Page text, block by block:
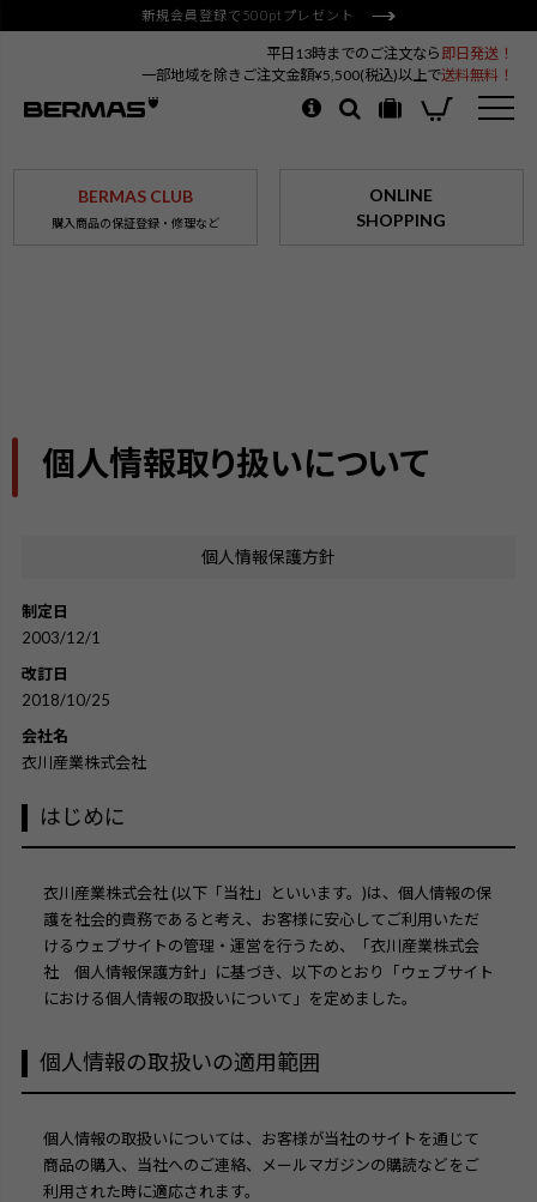
新規会員登録で500ptプレゼント
平日13時までのご注文なら 即日発送！
一部地域を除きご注文金額¥5,500(税込)以上で送料無料！
BERMAS CLUB
購入商品の保証登録・修理など
ONLINE
SHOPPING
個人情報取り扱いについて
個人情報保護方針
制定日
2003/12/1
改訂日
2018/10/25
会社名
衣川産業株式会社
はじめに
衣川産業株式会社 (以下「当社」といいます。)は、個人情報の保
護を社会的責務であると考え、お客様に安心してご利用いただ
けるウェブサイトの管理・運営を行うため、「衣川産業株式会
社 個人情報保護方針」に基づき、以下のとおり「ウェブサイト
における個人情報の取扱いについて」を定めました。
個人情報の取扱いの適用範囲
個人情報の取扱いについては、お客様が当社のサイトを通じて
商品の購入、当社へのご連絡、メールマガジンの購読などをご
利用された時に適応されます。